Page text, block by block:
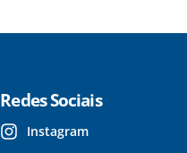
Redes Sociais
Instagram